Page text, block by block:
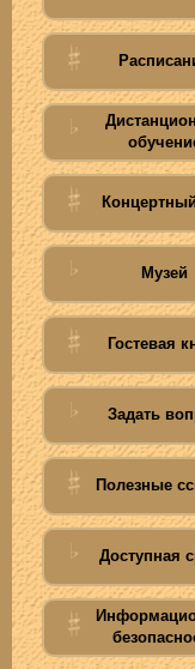
Музей
Гостевая
Задать
Полезные
Доступная